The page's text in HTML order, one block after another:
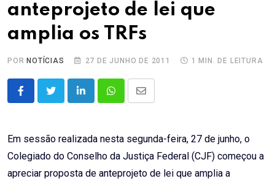
anteprojeto de lei que
amplia os TRFs
POR NOTÍCIAS 27 DE JUNHO DE 2011 1 MIN. DE LEITURA
LinkedInWhatsappShare
Email
Em sessão realizada nesta segunda-feira, 27 de junho, o
Colegiado do Conselho da Justiça Federal (CJF) começou a
apreciar proposta de anteprojeto de lei que amplia a